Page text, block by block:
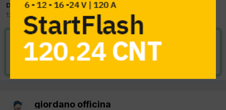
Da giordano officina
12 Agosto 2017
Meccatronica
VAI ALLA SOLUZIONE
Risolta da giordano officina, 16 Ottobre 2017
giordano officina